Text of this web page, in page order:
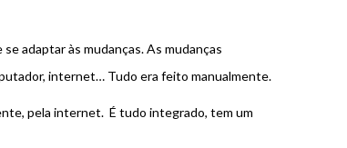
adaptar às mudanças. As mudanças
internet… Tudo era feito manualmente.
pela internet. É tudo integrado, tem um